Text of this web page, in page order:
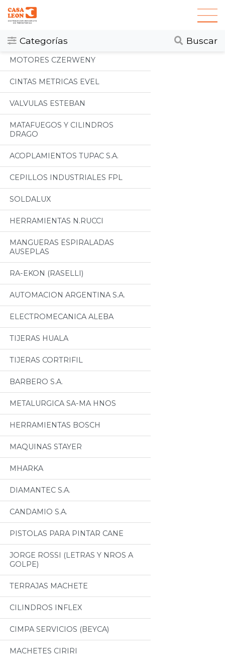
Categorías Buscar
Categorias
Todos
MOTORES CZERWENY
CINTAS METRICAS EVEL
VALVULAS ESTEBAN
MATAFUEGOS Y CILINDROS
DRAGO
ACOPLAMIENTOS TUPAC S.A.
CEPILLOS INDUSTRIALES FPL
SOLDALUX
HERRAMIENTAS N.RUCCI
MANGUERAS ESPIRALADAS
AUSEPLAS
RA-EKON (RASELLI)
AUTOMACION ARGENTINA S.A.
ELECTROMECANICA ALEBA
TIJERAS HUALA
TIJERAS CORTRIFIL
BARBERO S.A.
METALURGICA SA-MA HNOS
HERRAMIENTAS BOSCH
MAQUINAS STAYER
MHARKA
DIAMANTEC S.A.
CANDAMIO S.A.
PISTOLAS PARA PINTAR CANE
JORGE ROSSI (LETRAS Y NROS A
GOLPE)
TERRAJAS MACHETE
CILINDROS INFLEX
CIMPA SERVICIOS (BEYCA)
MACHETES CIRIRI